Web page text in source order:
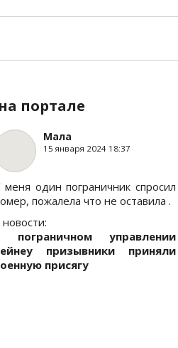
портале
Мала
15 января 2024 18:37
меня один пограничник спросил
пожалела что не оставила .
новости:
пограничном управлении
призывники приняли
присягу